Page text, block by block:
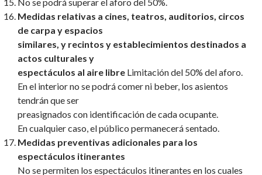
No se podrá superar el aforo del 50%.
Medidas relativas a cines, teatros, auditorios, circos
de carpa y espacios
similares, y recintos y establecimientos destinados a
actos culturales y
espectáculos al aire libre Limitación del 50% del aforo.
En el interior no se podrá comer ni beber, los asientos
tendrán que ser
preasignados con identificación de cada ocupante.
En cualquier caso, el público permanecerá sentado.
Medidas preventivas adicionales para los
espectáculos itinerantes
No se permiten los espectáculos itinerantes en los cuales